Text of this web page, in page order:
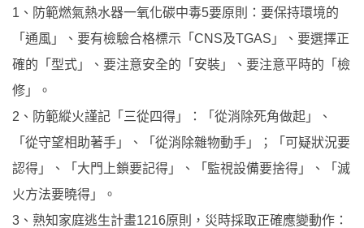
1、防範燃氣熱水器一氧化碳中毒5要原則：要保持環境的
「通風」、要有檢驗合格標示「CNS及TGAS」、要選擇正
確的「型式」、要注意安全的「安裝」、要注意平時的「檢
修」。
2、防範縱火謹記「三從四得」：「從消除死角做起」、
「從守望相助著手」、「從消除雜物動手」；「可疑狀況要
認得」、「大門上鎖要記得」、「監視設備要捨得」、「滅
火方法要曉得」。
3、熟知家庭逃生計畫1216原則，災時採取正確應變動作：